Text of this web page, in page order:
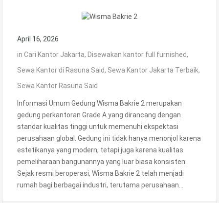
April 16, 2026
in Cari Kantor Jakarta, Disewakan kantor full furnished,
Sewa Kantor di Rasuna Said, Sewa Kantor Jakarta Terbaik,
Sewa Kantor Rasuna Said
Informasi Umum Gedung Wisma Bakrie 2 merupakan
gedung perkantoran Grade A yang dirancang dengan
standar kualitas tinggi untuk memenuhi ekspektasi
perusahaan global. Gedung ini tidak hanya menonjol karena
estetikanya yang modern, tetapi juga karena kualitas
pemeliharaan bangunannya yang luar biasa konsisten.
Sejak resmi beroperasi, Wisma Bakrie 2 telah menjadi
rumah bagi berbagai industri, terutama perusahaan…